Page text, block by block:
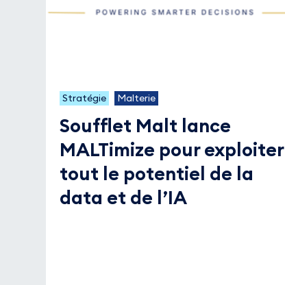
Stratégie Malterie
Soufflet Malt lance
MALTimize pour exploiter
tout le potentiel de la
data et de l’IA